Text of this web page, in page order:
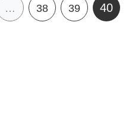
… 38 39 40